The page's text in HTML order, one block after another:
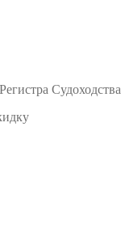
Судоходства